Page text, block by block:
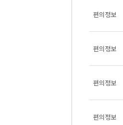
편의정보
편의정보
편의정보
편의정보